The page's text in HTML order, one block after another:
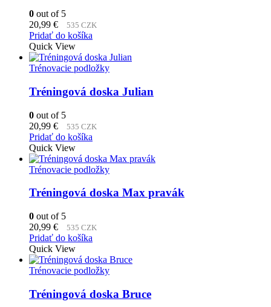
0 out of 5
20,99 € 535 CZK
Pridať do košíka
Quick View
Trénovacie podložky
Tréningová doska Julian
0 out of 5
20,99 € 535 CZK
Pridať do košíka
Quick View
Trénovacie podložky
Tréningová doska Max pravák
0 out of 5
20,99 € 535 CZK
Pridať do košíka
Quick View
Trénovacie podložky
Tréningová doska Bruce